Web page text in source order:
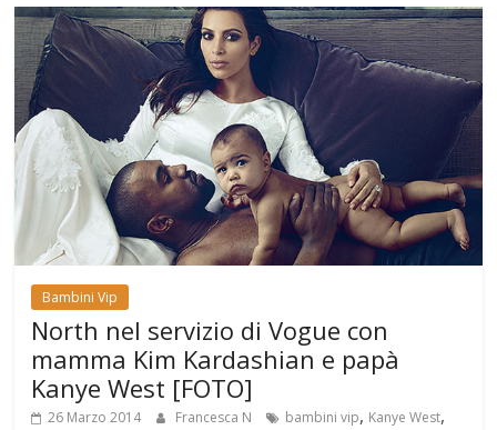
Bambini Vip
North nel servizio di Vogue con
mamma Kim Kardashian e papà
Kanye West [FOTO]
26 Marzo 2014 Francesca N bambini vip, Kanye West,